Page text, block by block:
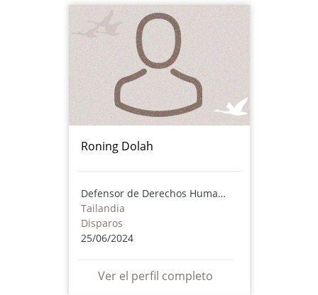
Roning Dolah
Defensor de Derechos Humanos
Tailandia
Disparos
25/06/2024
Ver el perfil completo